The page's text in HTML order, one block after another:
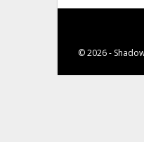
© 2026 -